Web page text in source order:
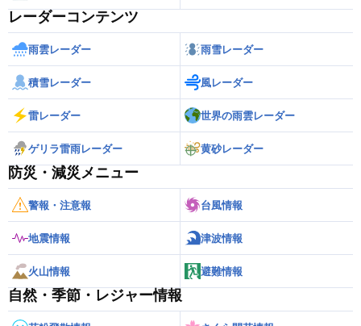
レーダーコンテンツ
雨雲レーダー 雨雪レーダー
積雪レーダー 風レーダー
雷レーダー 世界の雨雲レーダー
ゲリラ雷雨レーダー 黄砂レーダー
防災・減災メニュー
警報・注意報 台風情報
地震情報 津波情報
火山情報 避難情報
自然・季節・レジャー情報